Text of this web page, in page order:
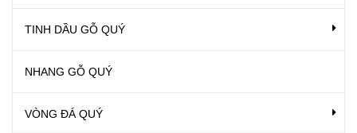
TINH DẦU GỖ QUÝ
NHANG GỖ QUÝ
VÒNG ĐÁ QUÝ